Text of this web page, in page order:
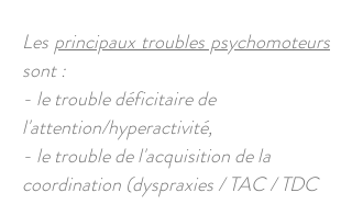
Les principaux troubles psychomoteurs
sont :
- le trouble déficitaire de
l'attention/hyperactivité,
- le trouble de l'acquisition de la
coordination (dyspraxies / TAC / TDC